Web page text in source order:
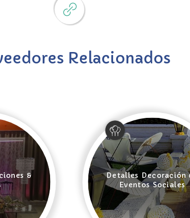
Relacionados
&
Detalles Decoración
Eventos Sociales